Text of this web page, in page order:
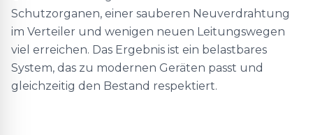
Schutzorganen, einer sauberen Neuverdrahtung
im Verteiler und wenigen neuen Leitungswegen
viel erreichen. Das Ergebnis ist ein belastbares
System, das zu modernen Geräten passt und
gleichzeitig den Bestand respektiert.